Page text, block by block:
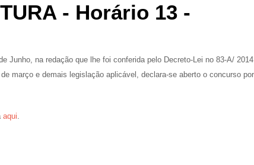
- Horário 13 -
Junho, na redação que lhe foi conferida pelo Decreto-Lei no 83-A/
março e demais legislação aplicável, declara-se aberto o concurso por
aqui.